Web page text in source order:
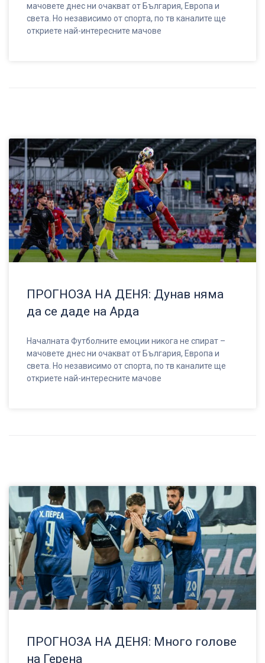
мачовете днес ни очакват от България, Европа и
света. Но независимо от спорта, по тв каналите ще
откриете най-интересните мачове
ПРОГНОЗА НА ДЕНЯ: Дунав няма
да се даде на Арда
Началната Футболните емоции никога не спират –
мачовете днес ни очакват от България, Европа и
света. Но независимо от спорта, по тв каналите ще
откриете най-интересните мачове
ПРОГНОЗА НА ДЕНЯ: Много голове
на Герена